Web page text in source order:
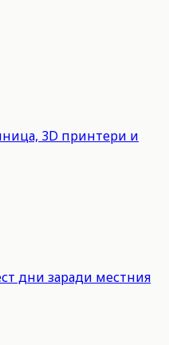
3D принтери и
дни заради местния